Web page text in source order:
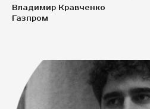
Владимир Кравченко
Газпром